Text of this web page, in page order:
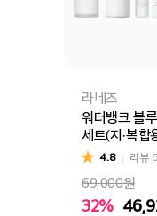
라네즈
워터뱅크 블
세트(지·복합
4.8 리뷰
69,000원
32%